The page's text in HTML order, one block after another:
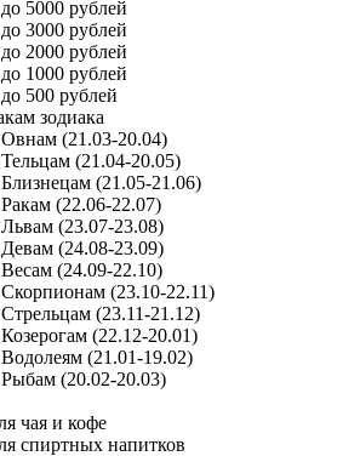
5000 рублей
3000 рублей
2000 рублей
1000 рублей
500 рублей
зодиака
(21.03-20.04)
(21.04-20.05)
(21.05-21.06)
(22.06-22.07)
(23.07-23.08)
(24.08-23.09)
(24.09-22.10)
(23.10-22.11)
(23.11-21.12)
(22.12-20.01)
(21.01-19.02)
(20.02-20.03)
чая и кофе
спиртных напитков